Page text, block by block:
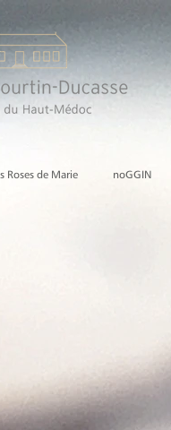
Roses de Marie noGGIN